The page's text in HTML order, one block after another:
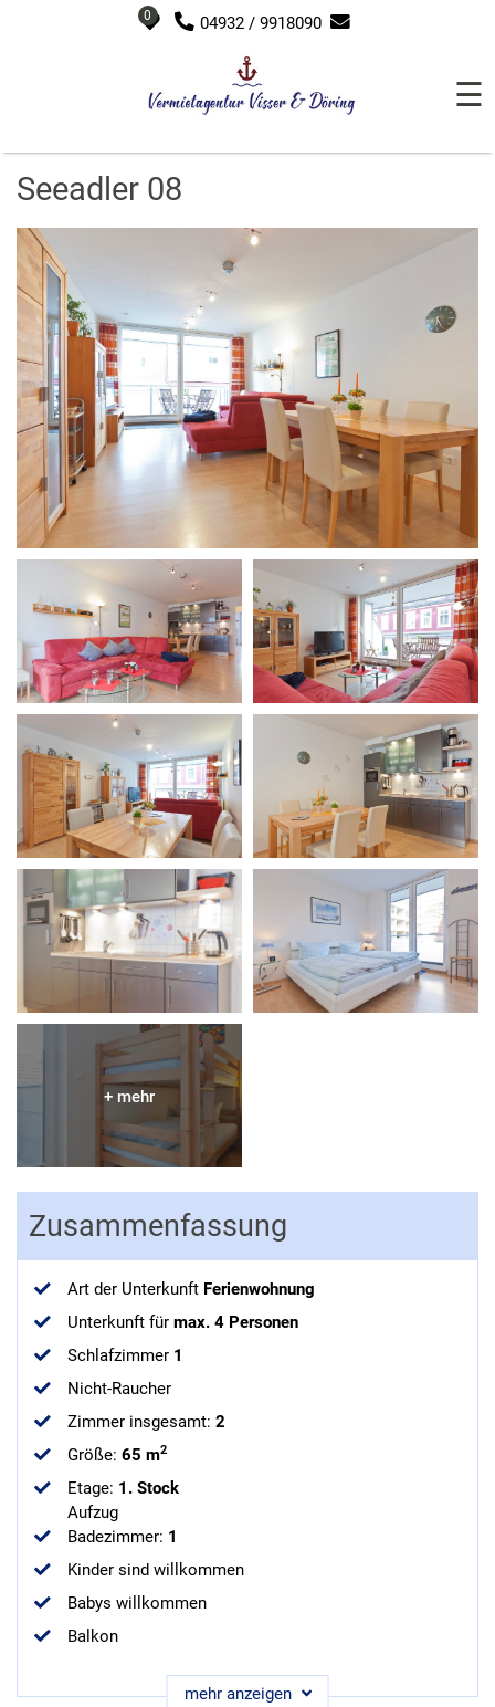
0 04932 / 9918090
☰
Seeadler 08
Zusammenfassung
Art der Unterkunft Ferienwohnung
Unterkunft für max. 4 Personen
Schlafzimmer 1
Nicht-Raucher
Zimmer insgesamt: 2
Größe: 65 m2
Etage: 1. Stock
Aufzug
Badezimmer: 1
Kinder sind willkommen
Babys willkommen
Balkon
mehr anzeigen